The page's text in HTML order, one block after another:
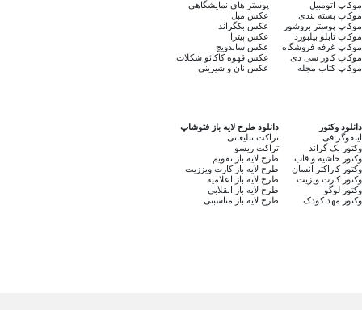
موکاپ اتومبیل
موکاپ بسته بندی
موکاپ پوستر بروشور
موکاپ تابلو بیلبورد
موکاپ غرفه فروشگاه
موکاپ کاور سی دی
موکاپ کتاب مجله
پوستر های نمایشگاهی
عکس مبل
عکس بکگراند
عکس پیتزا
عکس ساندویچ
عکس قهوه کاکائو شکلات
عکس نان و شیرینی
دانلود وکتور
اینفوگرافی
وکتور بک گراند
وکتور حاشیه و قاب
وکتور کاراکتر انسان
وکتور کارت ویزیت
وکتور لوگو
وکتور مهد کودک
دانلود طرح لایه باز فتوشاپ
تراکت تبلیغاتی
تراکت ریسو
طرح لایه باز تقویم
طرح لایه باز کارت ویززیت
طرح لایه باز اعلامیه
طرح لایه باز انقلابی
طرح لایه باز مناسبتی